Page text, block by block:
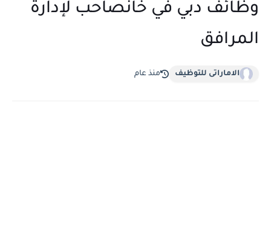
وظائف دبي في خانصاحب لإدارة
المرافق
الاماراتى للتوظيف منذ عام